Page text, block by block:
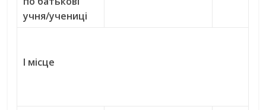
учня/учениці
І місце